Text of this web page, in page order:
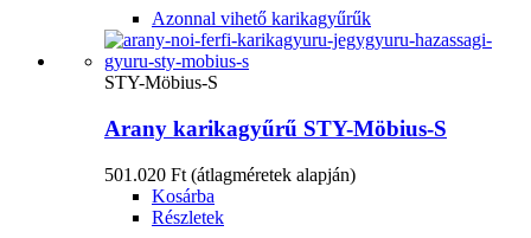
Azonnal vihető karikagyűrűk
STY-Möbius-S
Arany karikagyűrű STY-Möbius-S
501.020 Ft (átlagméretek alapján)
Kosárba
Részletek